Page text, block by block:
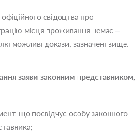
свідоцтва про
місця проживання немає –
можливі докази, зазначені вище.
заяви законним представником,
що посвідчує особу законного